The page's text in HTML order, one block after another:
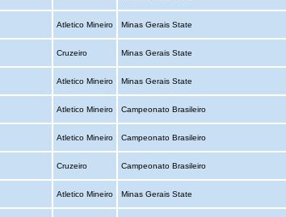
Atletico Mineiro Minas Gerais State
Cruzeiro Minas Gerais State
Atletico Mineiro Minas Gerais State
Atletico Mineiro Campeonato Brasileiro
Atletico Mineiro Campeonato Brasileiro
Cruzeiro Campeonato Brasileiro
Atletico Mineiro Minas Gerais State